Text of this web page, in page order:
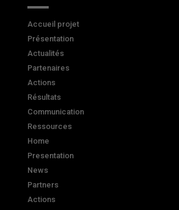
Accueil projet
Présentation
Actualités
Partenaires
Actions
Résultats
Communication
Ressources
Home
Presentation
News
Partners
Actions